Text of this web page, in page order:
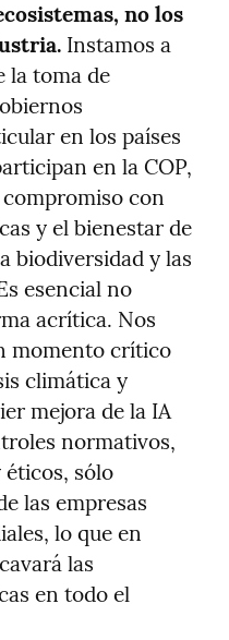
no los
Instamos a
la toma de
en los países
en la COP,
con
y el bienestar de
biodiversidad y las
esencial no
acrítica. Nos
momento crítico
climática y
mejora de la IA
normativos,
éticos, sólo
las empresas
lo que en
las
en todo el